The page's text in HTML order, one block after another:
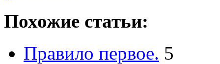
Похожие статьи:
Правило первое. 5